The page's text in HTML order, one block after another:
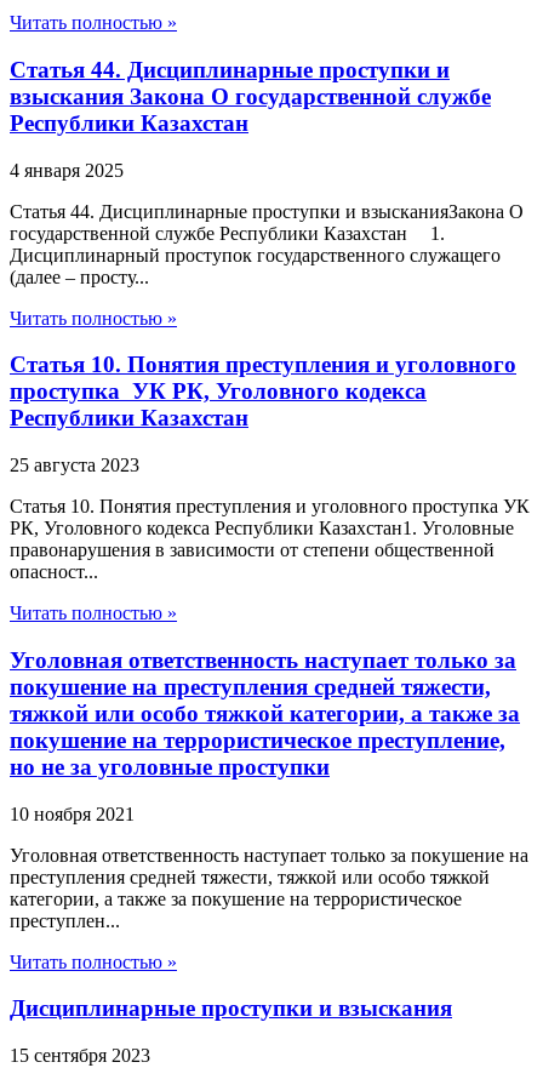
Читать полностью »
Статья 44. Дисциплинарные проступки и
взыскания Закона О государственной службе
Республики Казахстан
4 января 2025
Статья 44. Дисциплинарные проступки и взысканияЗакона О
государственной службе Республики Казахстан 1.
Дисциплинарный проступок государственного служащего
(далее – просту...
Читать полностью »
Статья 10. Понятия преступления и уголовного
проступка УК РК, Уголовного кодекса
Республики Казахстан
25 августа 2023
Статья 10. Понятия преступления и уголовного проступка УК
РК, Уголовного кодекса Республики Казахстан1. Уголовные
правонарушения в зависимости от степени общественной
опасност...
Читать полностью »
Уголовная ответственность наступает только за
покушение на преступления средней тяжести,
тяжкой или особо тяжкой категории, а также за
покушение на террористическое преступление,
но не за уголовные проступки
10 ноября 2021
Уголовная ответственность наступает только за покушение на
преступления средней тяжести, тяжкой или особо тяжкой
категории, а также за покушение на террористическое
преступлен...
Читать полностью »
Дисциплинарные проступки и взыскания
15 сентября 2023